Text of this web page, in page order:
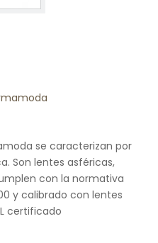
se caracterizan por
Son lentes asféricas,
con la normativa
y calibrado con lentes
certificado